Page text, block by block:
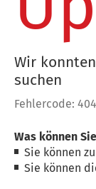
Wir
suchen
Fehlercode: 404
Was können
Sie können
Sie können